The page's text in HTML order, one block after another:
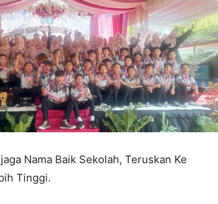
Nama Baik Sekolah, Teruskan Ke
Tinggi.